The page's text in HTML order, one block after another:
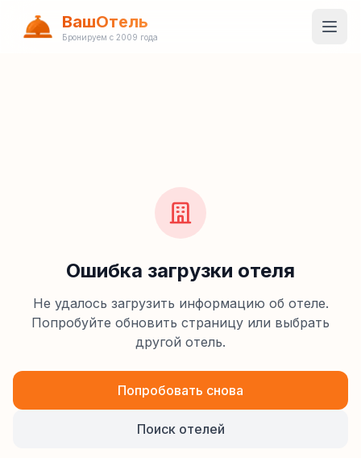
ВашОтель
Бронируем с 2009 года
Ошибка загрузки отеля
Не удалось загрузить информацию об отеле.
Попробуйте обновить страницу или выбрать
другой отель.
Попробовать снова
Поиск отелей